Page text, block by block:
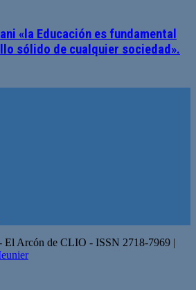
«la Educación es fundamental
sólido de cualquier sociedad».
El Arcón de CLIO - ISSN 2718-7969 |